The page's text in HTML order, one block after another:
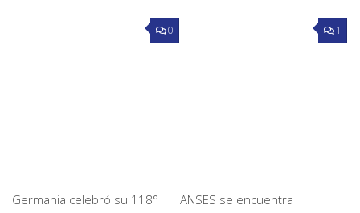
0
Germania celebró su 118°
1
ANSES se encuentra